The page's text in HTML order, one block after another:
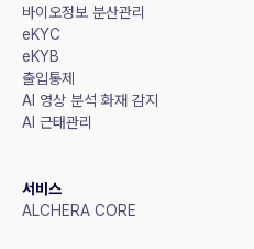
바이오정보 분산관리
eKYC
eKYB
출입통제
AI 영상 분석 화재 감지
AI 근태관리
서비스
ALCHERA CORE